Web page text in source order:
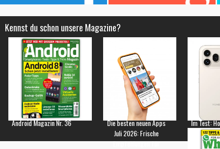
Kennst du schon unsere Magazine?
Android Magazin Nr. 36
Die besten neuen Apps
Juli 2026: Frische
Empfehlungen für
Im Test: